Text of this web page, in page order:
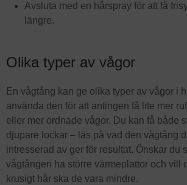
Avsluta med en hårspray för att få
längre.
Olika typer av vågor
En vågtång kan ge olika typer av vågor i
använda den för att antingen få lite mer
eller mer ordnade vågor. Du kan få både
djupare lockar – läs på vad den vågtång
intresserad av ger för resultat. Önskar du
vågtången ha större värmeplattor och vill
krusigt hår ska de vara mindre.